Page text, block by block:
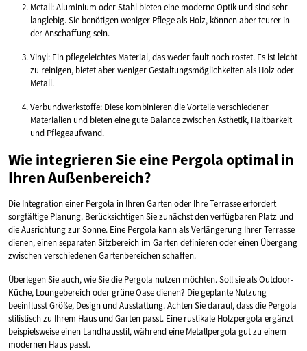
Metall: Aluminium oder Stahl bieten eine moderne Optik und sind sehr
langlebig. Sie benötigen weniger Pflege als Holz, können aber teurer in
der Anschaffung sein.
Vinyl: Ein pflegeleichtes Material, das weder fault noch rostet. Es ist leicht
zu reinigen, bietet aber weniger Gestaltungsmöglichkeiten als Holz oder
Metall.
Verbundwerkstoffe: Diese kombinieren die Vorteile verschiedener
Materialien und bieten eine gute Balance zwischen Ästhetik, Haltbarkeit
und Pflegeaufwand.
Wie integrieren Sie eine Pergola optimal in
Ihren Außenbereich?
Die Integration einer Pergola in Ihren Garten oder Ihre Terrasse erfordert
sorgfältige Planung. Berücksichtigen Sie zunächst den verfügbaren Platz und
die Ausrichtung zur Sonne. Eine Pergola kann als Verlängerung Ihrer Terrasse
dienen, einen separaten Sitzbereich im Garten definieren oder einen Übergang
zwischen verschiedenen Gartenbereichen schaffen.
Überlegen Sie auch, wie Sie die Pergola nutzen möchten. Soll sie als Outdoor-
Küche, Loungebereich oder grüne Oase dienen? Die geplante Nutzung
beeinflusst Größe, Design und Ausstattung. Achten Sie darauf, dass die Pergola
stilistisch zu Ihrem Haus und Garten passt. Eine rustikale Holzpergola ergänzt
beispielsweise einen Landhausstil, während eine Metallpergola gut zu einem
modernen Haus passt.